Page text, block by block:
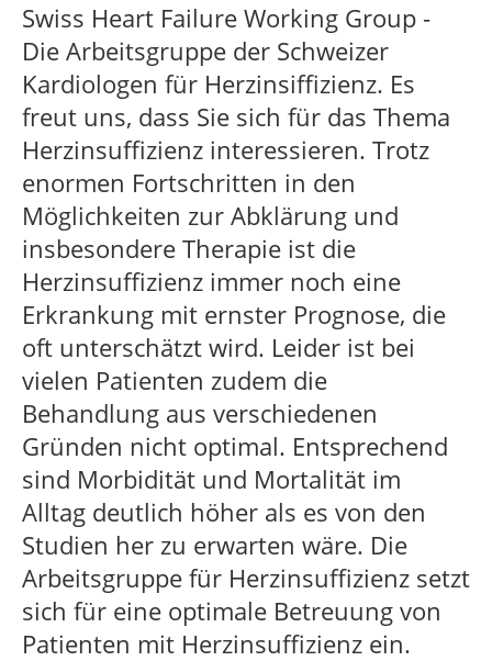
Swiss Heart Failure Working Group -
Die Arbeitsgruppe der Schweizer
Kardiologen für Herzinsiffizienz. Es
freut uns, dass Sie sich für das Thema
Herzinsuffizienz interessieren. Trotz
enormen Fortschritten in den
Möglichkeiten zur Abklärung und
insbesondere Therapie ist die
Herzinsuffizienz immer noch eine
Erkrankung mit ernster Prognose, die
oft unterschätzt wird. Leider ist bei
vielen Patienten zudem die
Behandlung aus verschiedenen
Gründen nicht optimal. Entsprechend
sind Morbidität und Mortalität im
Alltag deutlich höher als es von den
Studien her zu erwarten wäre. Die
Arbeitsgruppe für Herzinsuffizienz setzt
sich für eine optimale Betreuung von
Patienten mit Herzinsuffizienz ein.